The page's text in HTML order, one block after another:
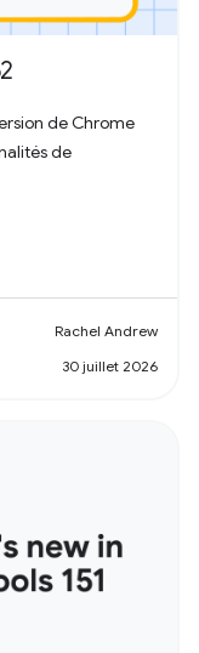
de Chrome
de
Rachel Andrew
30 juillet 2026